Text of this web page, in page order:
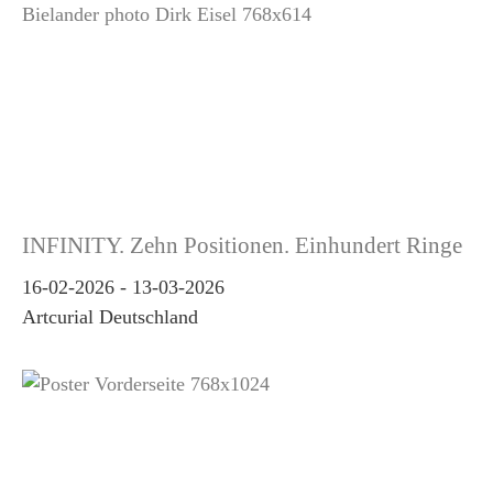
INFINITY. Zehn Positionen. Einhundert Ringe
16-02-2026- 13-03-2026
Artcurial Deutschland